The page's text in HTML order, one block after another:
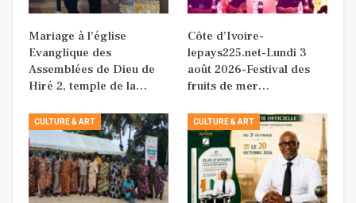
Mariage à l’église
Evanglique des
Assemblées de Dieu de
Hiré 2, temple de la…
Côte d’Ivoire-
lepays225.net-Lundi 3
août 2026-Festival des
fruits de mer…
CULTURE & ART CULTURE & ART